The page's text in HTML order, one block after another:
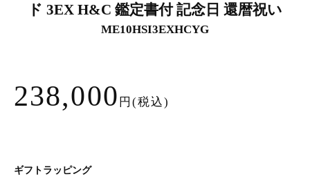
ド 3EX H&C 鑑定書付 記念日 還暦祝い
ME10HSI3EXHCYG
238,000 円(税込)
ギフトラッピング